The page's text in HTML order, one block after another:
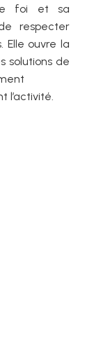
foi et sa
respecter
Elle ouvre la
solutions de
l’activité.